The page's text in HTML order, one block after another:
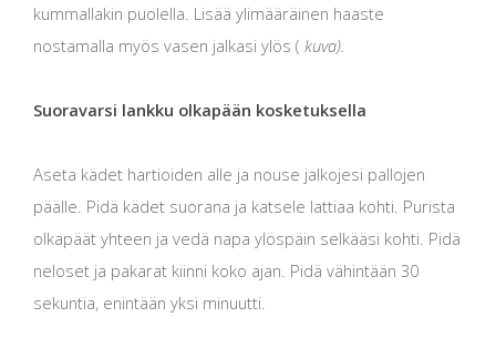
kummallakin puolella. Lisää ylimääräinen haaste
nostamalla myös vasen jalkasi ylös ( kuva).
Suoravarsi lankku olkapään kosketuksella
Aseta kädet hartioiden alle ja nouse jalkojesi pallojen
päälle. Pidä kädet suorana ja katsele lattiaa kohti. Purista
olkapäät yhteen ja vedä napa ylöspäin selkääsi kohti. Pidä
neloset ja pakarat kiinni koko ajan. Pidä vähintään 30
sekuntia, enintään yksi minuutti.